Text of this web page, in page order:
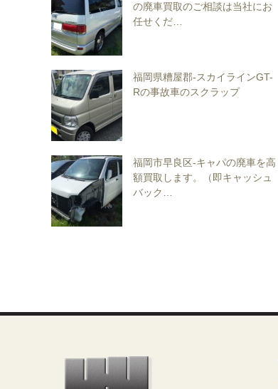
の廃車買取のご相談は当社にお
任せくだ…
福岡県糟屋郡-スカイラインGT-
Rの事故車のスクラップ
福岡市早良区-キャパの廃車を高
額買取します。（即キャッシュ
バック…